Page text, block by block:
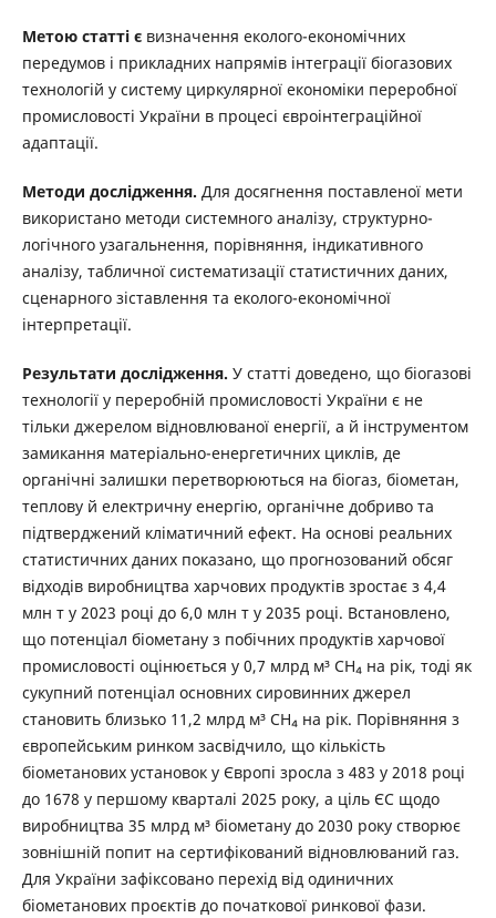
Метою статті євизначення еколого-економічних
передумов і прикладних напрямів інтеграції біогазових
технологій у систему циркулярної економіки переробної
промисловості України в процесі євроінтеграційної
адаптації.
Методи дослідження. Для досягнення поставленої мети
використано методи системного аналізу, структурно-
логічного узагальнення, порівняння, індикативного
аналізу, табличної систематизації статистичних даних,
сценарного зіставлення та еколого-економічної
інтерпретації.
Результати дослідження. У статті доведено, що біогазові
технології у переробній промисловості України є не
тільки джерелом відновлюваної енергії, а й інструментом
замикання матеріально-енергетичних циклів, де
органічні залишки перетворюються на біогаз, біометан,
теплову й електричну енергію, органічне добриво та
підтверджений кліматичний ефект. На основі реальних
статистичних даних показано, що прогнозований обсяг
відходів виробництва харчових продуктів зростає з 4,4
млн т у 2023 році до 6,0 млн т у 2035 році. Встановлено,
що потенціал біометану з побічних продуктів харчової
промисловості оцінюється у 0,7 млрд м³ CH₄ на рік, тоді як
сукупний потенціал основних сировинних джерел
становить близько 11,2 млрд м³ CH₄ на рік. Порівняння з
європейським ринком засвідчило, що кількість
біометанових установок у Європі зросла з 483 у 2018 році
до 1678 у першому кварталі 2025 року, а ціль ЄС щодо
виробництва 35 млрд м³ біометану до 2030 року створює
зовнішній попит на сертифікований відновлюваний газ.
Для України зафіксовано перехід від одиничних
біометанових проєктів до початкової ринкової фази.